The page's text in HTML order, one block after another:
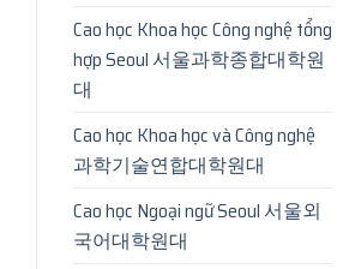
Cao học Khoa học Công nghệ tổng
hợp Seoul 서울과학종합대학원
대
Cao học Khoa học và Công nghệ
과학기술연합대학원대
Cao học Ngoại ngữ Seoul 서울외
국어대학원대